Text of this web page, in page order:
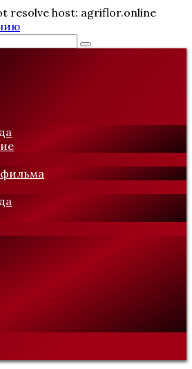
resolve host: agriflor.online